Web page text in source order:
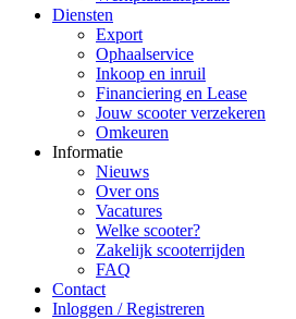
Diensten
Export
Ophaalservice
Inkoop en inruil
Financiering en Lease
Jouw scooter verzekeren
Omkeuren
Informatie
Nieuws
Over ons
Vacatures
Welke scooter?
Zakelijk scooterrijden
FAQ
Contact
Inloggen / Registreren